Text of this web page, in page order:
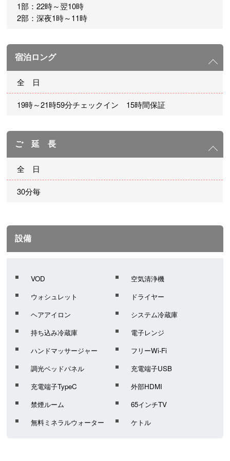
1部：22時～翌10時
2部：深夜1時～11時
宿泊ロング
全 日
19時～21時59分チェックイン 15時間保証
ご 延 長
全 日
30分毎
設備
VOD
空気清浄機
ウォシュレット
ドライヤー
ヘアアイロン
システム冷蔵庫
持ち込み冷蔵庫
電子レンジ
ハンドマッサージャー
フリーWi-Fi
調光ベッドパネル
充電端子USB
充電端子TypeC
外部HDMI
禁煙ルーム
65インチTV
無料ミネラルウォーター
ケトル